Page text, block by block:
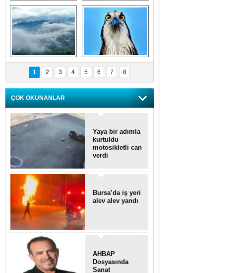
Bursa'da deprem
tatbikatı gerçeğini
aratmadı
Özlem ve minnetle
anıyoruz
Bursa'dan
büyüleyen
fotoğraflar
Balık Kartalı
Bursa’da
görüntülendi
1 2 3 4 5 6 7 8
ÇOK OKUNANLAR
Yaya bir adımla
kurtuldu
motosikletli can
verdi
Bursa’da iş yeri
alev alev yandı
AHBAP
Dosyasında
Sanat